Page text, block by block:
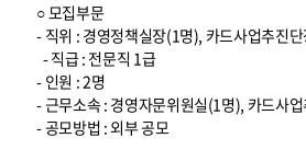
○ 모집부문
- 직위 : 경영정책실장(1명), 카드사업추진
- 직급 : 전문직 1급
- 인원 : 2명
- 근무소속 : 경영자문위원실(1명), 카드사
- 공모방법 : 외부 공모